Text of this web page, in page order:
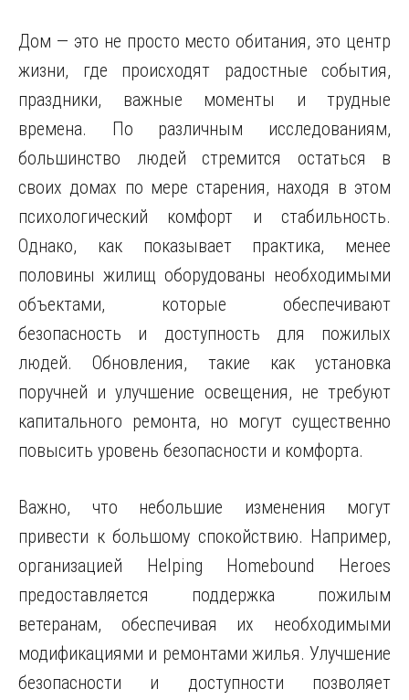
Дом — это не просто место обитания, это центр
жизни, где происходят радостные события,
праздники, важные моменты и трудные
времена. По различным исследованиям,
большинство людей стремится остаться в
своих домах по мере старения, находя в этом
психологический комфорт и стабильность.
Однако, как показывает практика, менее
половины жилищ оборудованы необходимыми
объектами, которые обеспечивают
безопасность и доступность для пожилых
людей. Обновления, такие как установка
поручней и улучшение освещения, не требуют
капитального ремонта, но могут существенно
повысить уровень безопасности и комфорта.
Важно, что небольшие изменения могут
привести к большому спокойствию. Например,
организацией Helping Homebound Heroes
предоставляется поддержка пожилым
ветеранам, обеспечивая их необходимыми
модификациями и ремонтами жилья. Улучшение
безопасности и доступности позволяет